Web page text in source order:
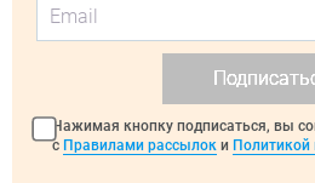
Нажимая кнопку подписаться, вы
с Правилами рассылок и Политикой